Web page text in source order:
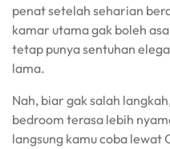
penat setelah seharian
kamar utama gak boleh
tetap punya sentuhan
lama.
Nah, biar gak salah
bedroom terasa lebih
langsung kamu coba lewat